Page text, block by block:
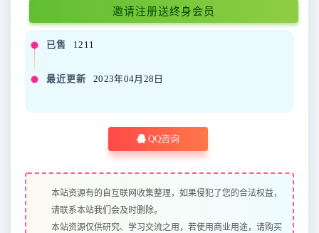
邀请注册送终身会员
已售 1211
最近更新 2023年04月28日
QQ咨询
本站资源有的自互联网收集整理，如果侵犯了您的合法权益，
请联系本站我们会及时删除。
本站资源仅供研究、学习交流之用，若使用商业用途，请购买